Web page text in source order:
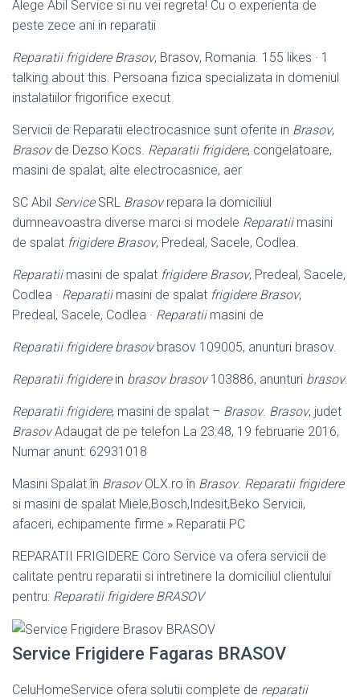
Alege Abil Service si nu vei regreta! Cu o experienta de
peste zece ani in reparatii
Reparatii frigidere Brasov, Brasov, Romania. 155 likes · 1
talking about this. Persoana fizica specializata in domeniul
instalatiilor frigorifice execut
Servicii de Reparatii electrocasnice sunt oferite in Brasov,
Brasovde Dezso Kocs. Reparatii frigidere, congelatoare,
masini de spalat, alte electrocasnice, aer
SC Abil ServiceSRL Brasovrepara la domiciliul
dumneavoastra diverse marci si modele Reparatiimasini
de spalat frigidere Brasov, Predeal, Sacele, Codlea.
Reparatiimasini de spalat frigidere Brasov, Predeal, Sacele,
Codlea · Reparatiimasini de spalat frigidere Brasov,
Predeal, Sacele, Codlea · Reparatiimasini de
Reparatii frigidere brasovbrasov 109005, anunturi brasov.
Reparatii frigiderein brasov brasov103886, anunturi brasov.
Reparatii frigidere, masini de spalat – Brasov. Brasov, judet
BrasovAdaugat de pe telefon La 23:48, 19 februarie 2016,
Numar anunt: 62931018
Masini Spalat în BrasovOLX.ro în Brasov. Reparatii frigidere
si masini de spalat Miele,Bosch,Indesit,Beko Servicii,
afaceri, echipamente firme » Reparatii PC
REPARATII FRIGIDERE Coro Service va ofera servicii de
calitate pentru reparatii si intretinere la domiciliul clientului
pentru: Reparatii frigidere BRASOV
Service Frigidere Fagaras BRASOV
CeluHomeService ofera solutii complete de reparatii